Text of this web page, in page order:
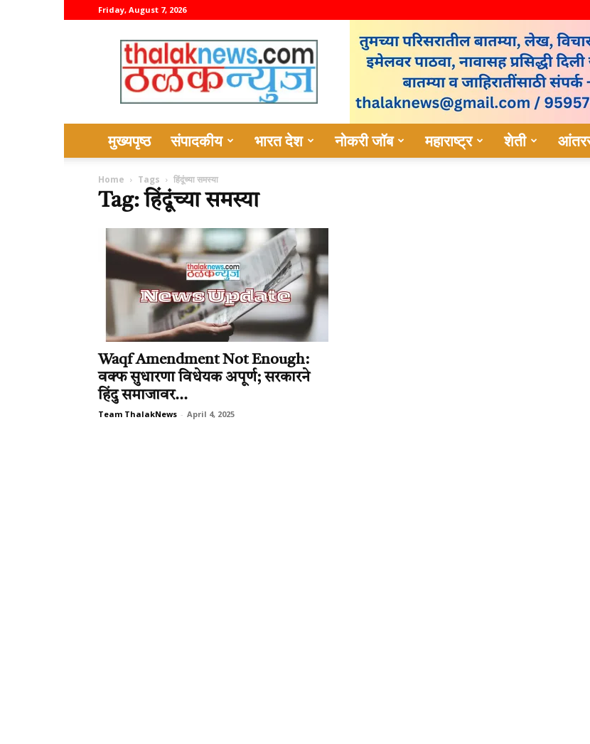
Friday, August 7, 2026
thalaknews
मुख्यपृष्ठ संपादकीय भारत देश नोकरी जॉब महाराष्ट्र शेती
Home Tags हिंदूंच्या समस्या
Tag: हिंदूंच्या समस्या
Waqf Amendment Not Enough:
वक्फ सुधारणा विधेयक अपूर्ण; सरकारने
हिंदु समाजावर...
Team ThalakNews - April 4, 2025